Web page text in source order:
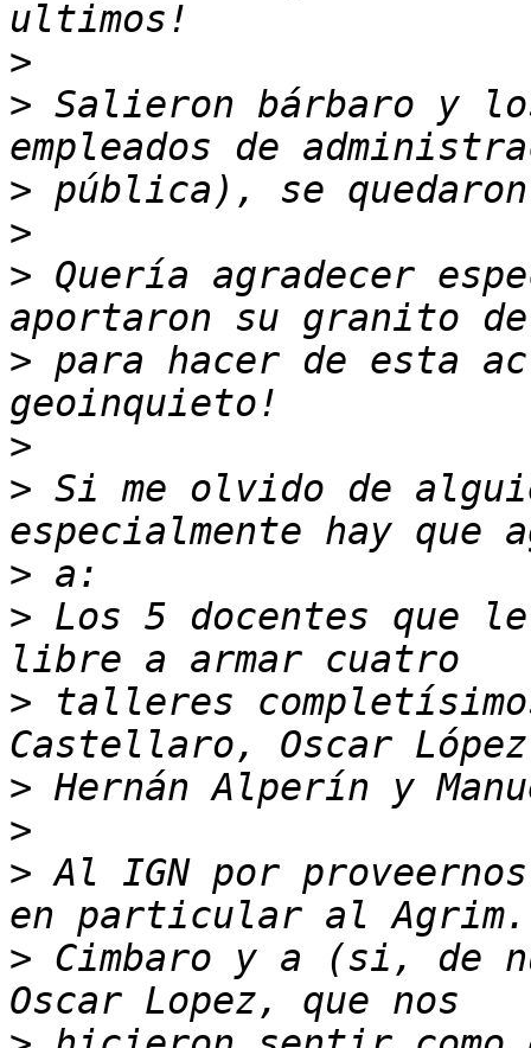
>
> Salieron bárbaro y
>
>
> Quería agradecer
> para hacer de esta
>
> Si me olvido de
>
> Los 5 docentes que
> talleres
>
>
> Al IGN por
> Cimbaro y a (si, de